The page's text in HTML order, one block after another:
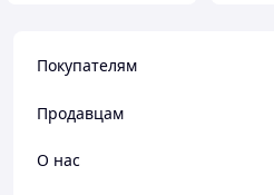
Покупателям
Продавцам
О нас